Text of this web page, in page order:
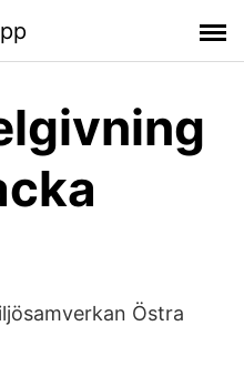
Östra